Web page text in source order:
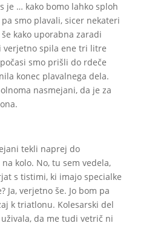
je … kako bomo lahko sploh
smo plavali, sicer nekateri
kako uporabna zaradi
verjetno spila ene tri litre
smo prišli do rdeče
konec plavalnega dela.
nasmejani, da je za
tekli naprej do
kolo. No, tu sem vedela,
s tistimi, ki imajo specialke
Ja, verjetno še. Jo bom pa
k triatlonu. Kolesarski del
da me tudi vetrič ni